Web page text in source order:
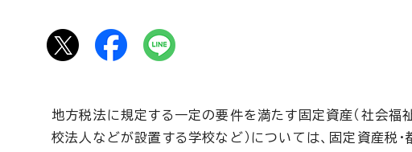
地方税法に規定する一定の要件を満たす固定資産（社会福
校法人などが設置する学校など）については、固定資産税